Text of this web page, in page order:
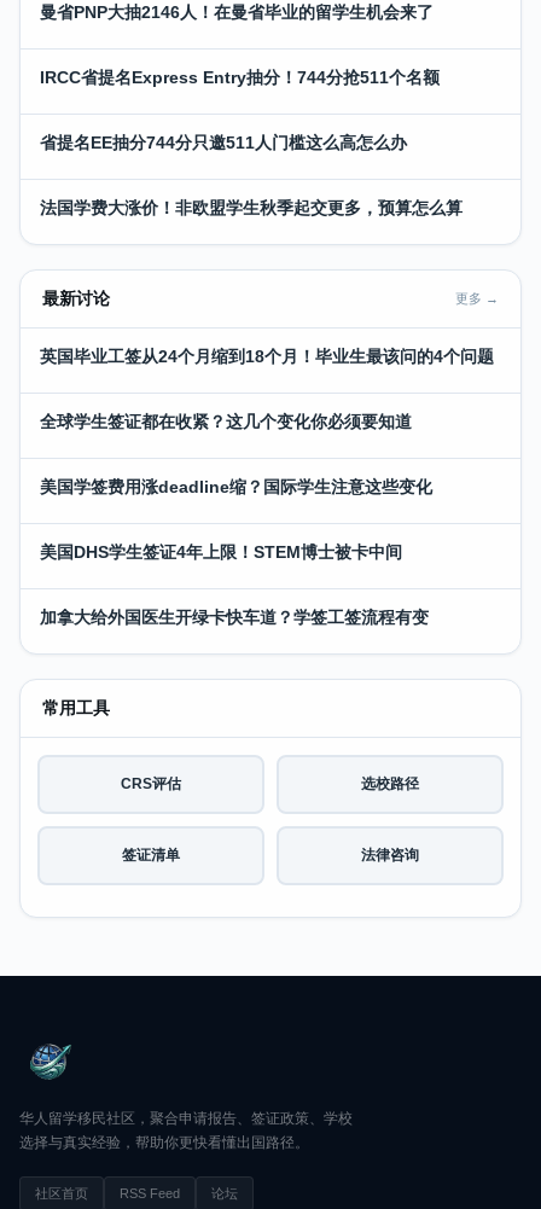
曼省PNP大抽2146人！在曼省毕业的留学生机会来了
IRCC省提名Express Entry抽分！744分抢511个名额
省提名EE抽分744分只邀511人门槛这么高怎么办
法国学费大涨价！非欧盟学生秋季起交更多，预算怎么算
最新讨论 更多 →
英国毕业工签从24个月缩到18个月！毕业生最该问的4个问题
全球学生签证都在收紧？这几个变化你必须要知道
美国学签费用涨deadline缩？国际学生注意这些变化
美国DHS学生签证4年上限！STEM博士被卡中间
加拿大给外国医生开绿卡快车道？学签工签流程有变
常用工具
CRS评估 选校路径
签证清单 法律咨询
华人留学移民社区，聚合申请报告、签证政策、学校
选择与真实经验，帮助你更快看懂出国路径。
社区首页 RSS Feed 论坛